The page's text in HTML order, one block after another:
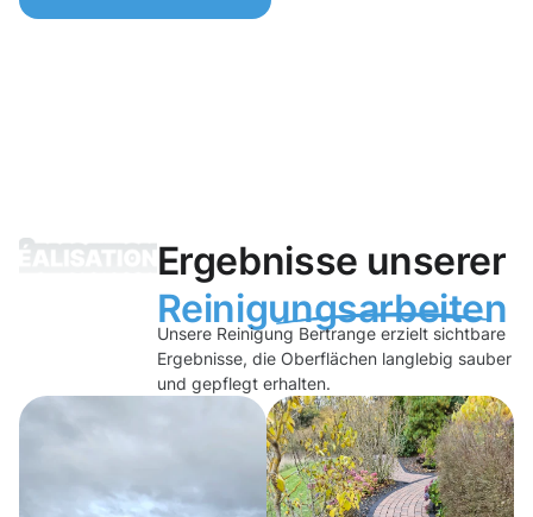
Ergebnisse unserer
Reinigungsarbeiten
Unsere Reinigung Bertrange erzielt sichtbare
Ergebnisse, die Oberflächen langlebig sauber
und gepflegt erhalten.